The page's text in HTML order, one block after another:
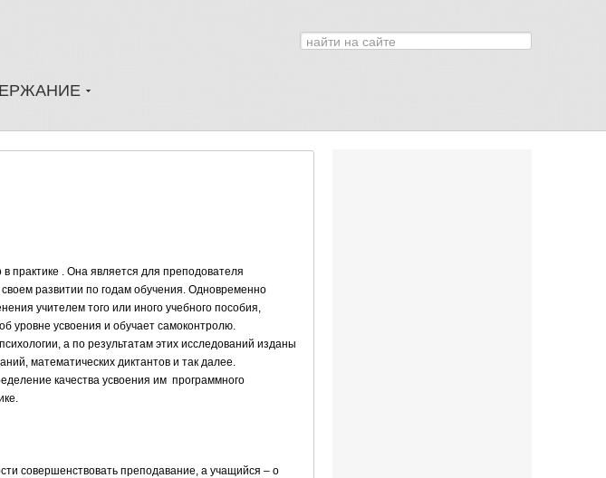
практике . Она является для преподователя
развитии по годам обучения. Одновременно
учителем того или иного учебного пособия,
уровне усвоения и обучает самоконтролю.
а по результатам этих исследований изданы
математических диктантов и так далее.
качества усвоения им программного
совершенствовать преподавание, а учащийся – о